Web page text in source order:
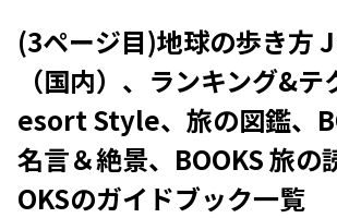
(3ページ目)地球の歩き方
（国内）、ランキング&テ
esort Style、旅の図鑑、
名言＆絶景、BOOKS 旅の
OKSのガイドブック一覧